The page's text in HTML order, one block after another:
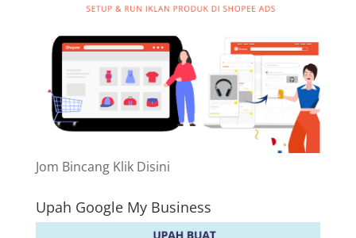
Jom Bincang Klik Disini
Upah Google My Business